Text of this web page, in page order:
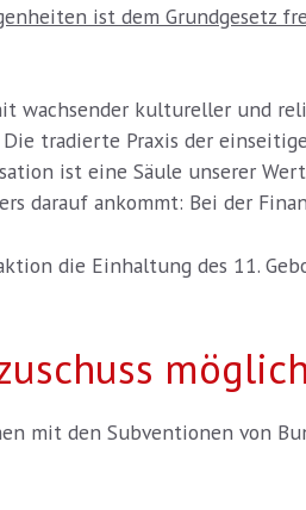
ist dem Grundgesetz
wachsender kultureller und
tradierte Praxis der
ist eine Säule unserer
darauf ankommt: Bei der
die Einhaltung des 11.
mit den Subventionen von